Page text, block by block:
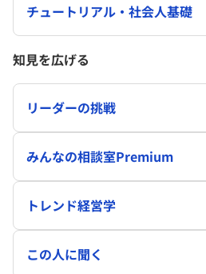
チュートリアル・社会人基礎
知見を広げる
リーダーの挑戦
みんなの相談室Premium
トレンド経営学
この人に聞く